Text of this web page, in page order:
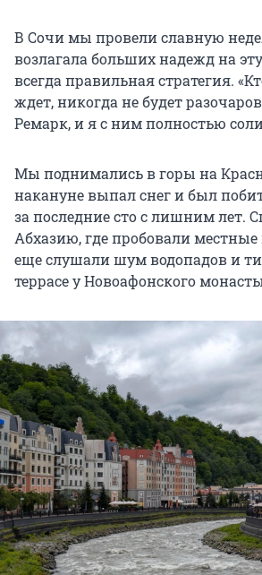
В Сочи мы провели славную
возлагала больших надежд на
всегда правильная стратегия.
ждет, никогда не будет
Ремарк, и я с ним полностью
Мы поднимались в горы на
накануне выпал снег и был
за последние сто с лишним лет.
Абхазию, где пробовали
еще слушали шум водопадов и
террасе у Новоафонского